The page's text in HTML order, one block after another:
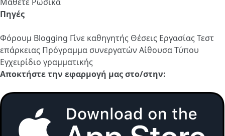
Πηγές
Φόρουμ Blogging Γίνε καθηγητής Θέσεις ΕργασίαςΤεστ
επάρκειας Πρόγραμμα συνεργατών Αίθουσα Τύπου
Εγχειρίδιο γραμματικής
Αποκτήστε την εφαρμογή μας στο/στην: